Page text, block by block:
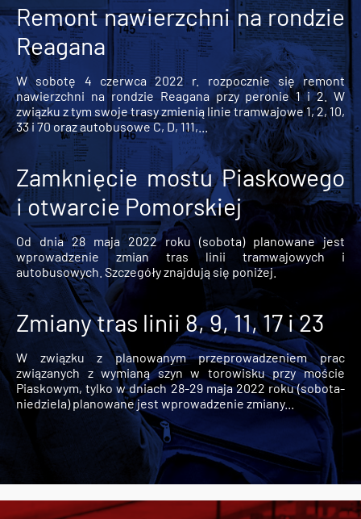
Remont nawierzchni na rondzie
Reagana
W sobotę 4 czerwca 2022 r. rozpocznie się remont
nawierzchni na rondzie Reagana przy peronie 1 i 2. W
związku z tym swoje trasy zmienią linie tramwajowe 1, 2, 10,
33 i 70 oraz autobusowe C, D, 111,...
Zamknięcie mostu Piaskowego
i otwarcie Pomorskiej
Od dnia 28 maja 2022 roku (sobota) planowane jest
wprowadzenie zmian tras linii tramwajowych i
autobusowych. Szczegóły znajdują się poniżej.
Zmiany tras linii 8, 9, 11, 17 i 23
W związku z planowanym przeprowadzeniem prac
związanych z wymianą szyn w torowisku przy moście
Piaskowym, tylko w dniach 28-29 maja 2022 roku (sobota-
niedziela) planowane jest wprowadzenie zmiany...